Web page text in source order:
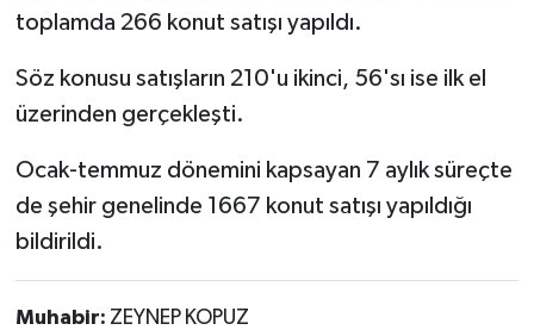
toplamda 266 konut satışı yapıldı.
Söz konusu satışların 210'u ikinci, 56'sı ise ilk el
üzerinden gerçekleşti.
Ocak-temmuz dönemini kapsayan 7 aylık süreçte
de şehir genelinde 1667 konut satışı yapıldığı
bildirildi.
Muhabir: ZEYNEP KOPUZ